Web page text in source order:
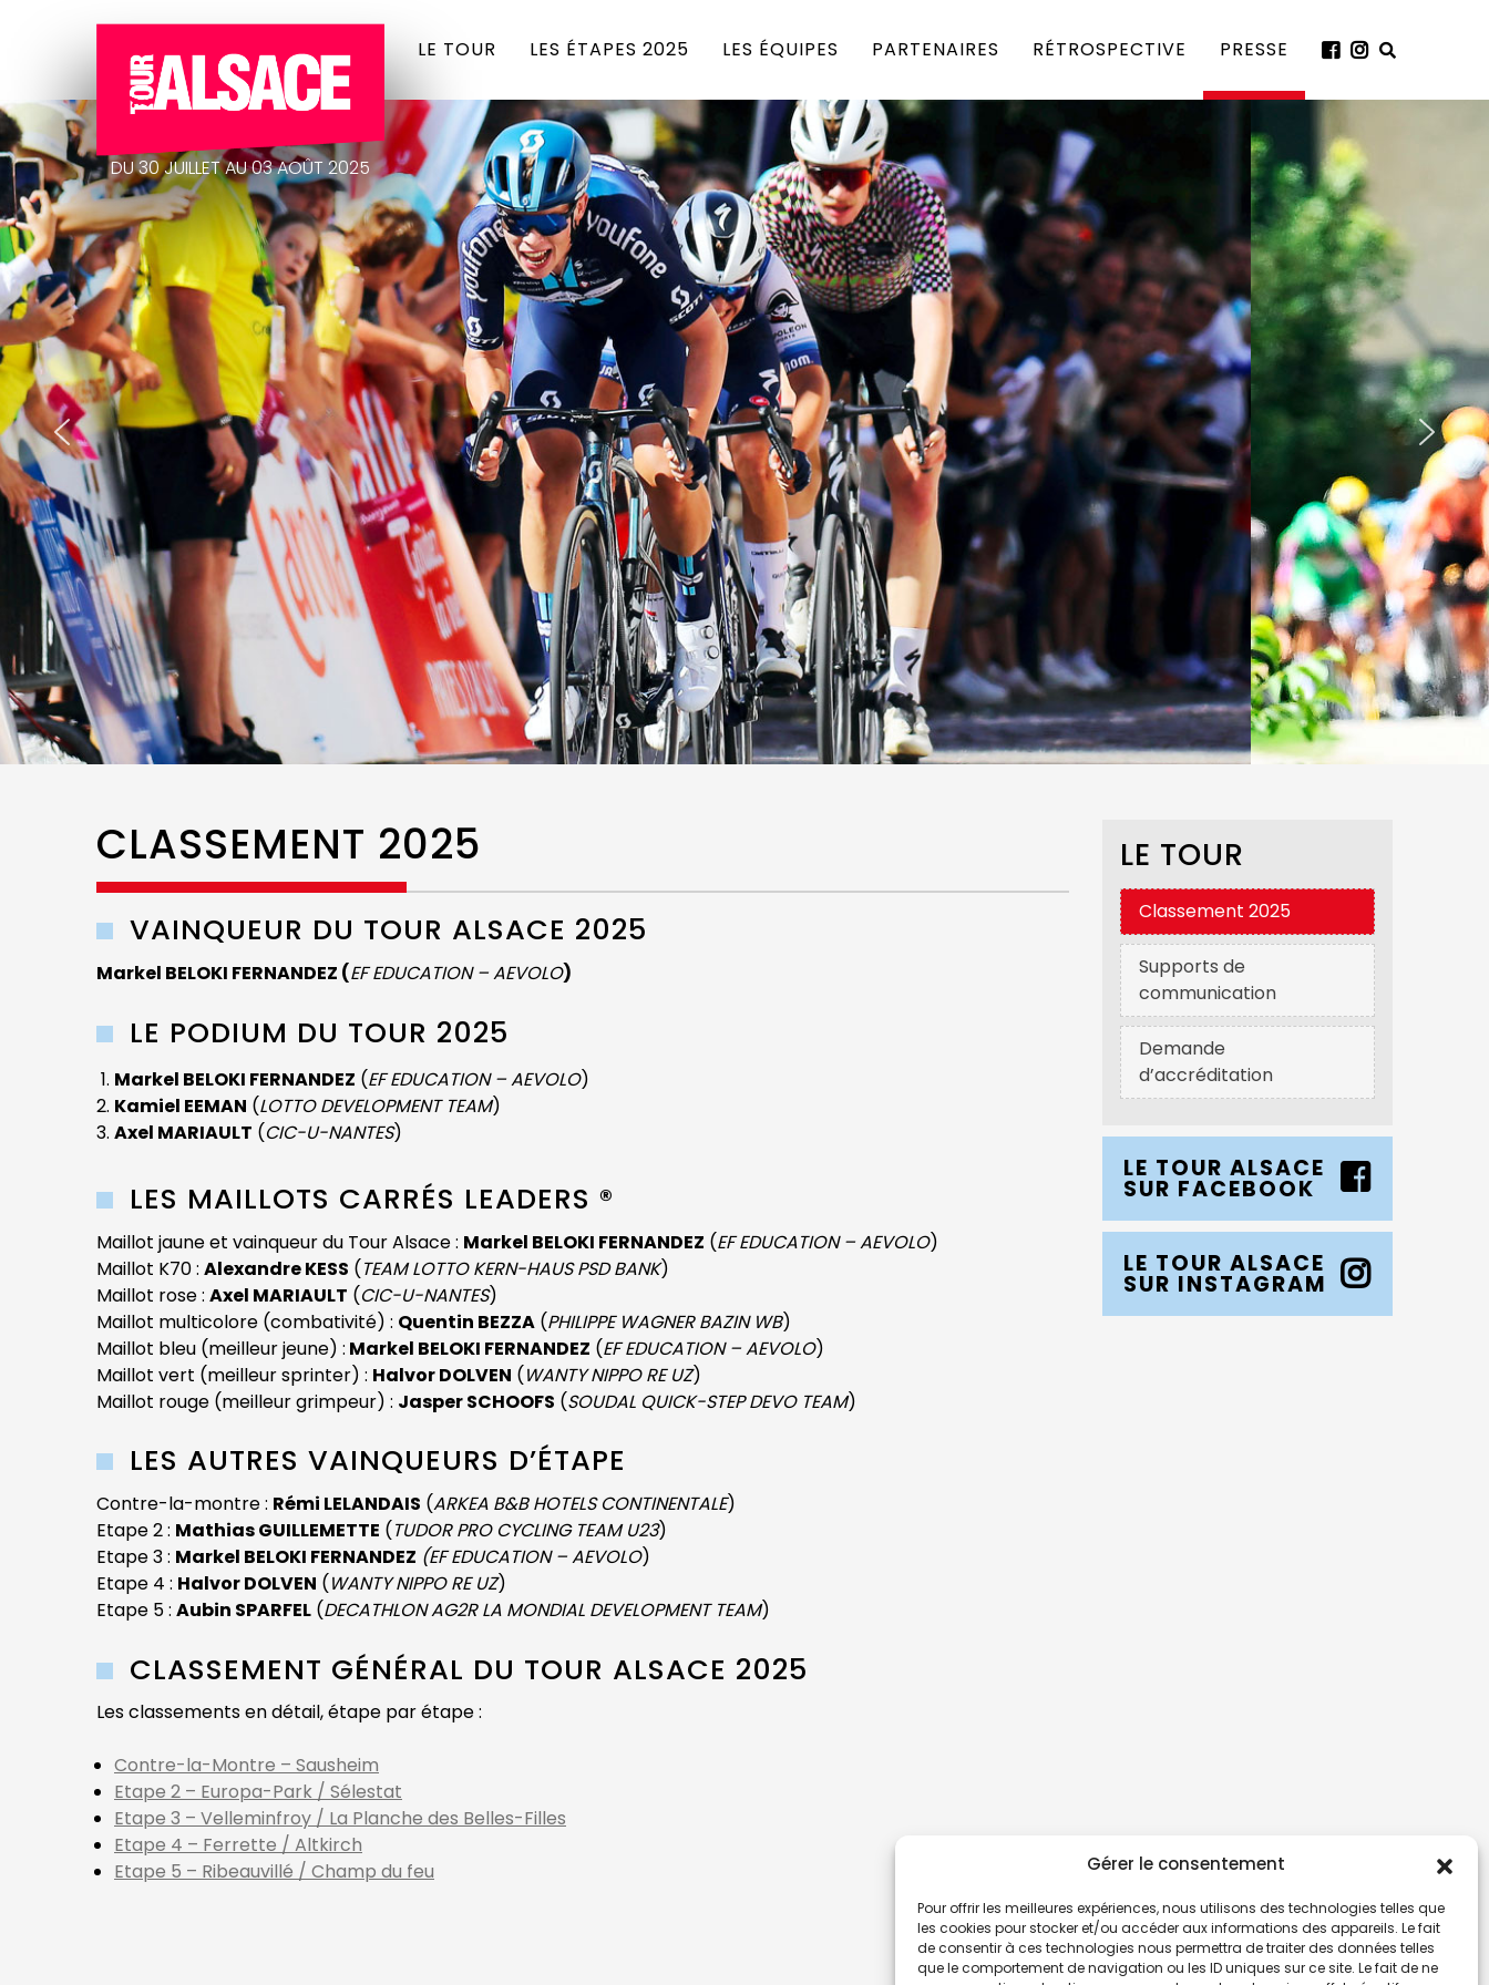
Gérer le consentement
Pour offrir les meilleures expériences, nous utilisons des technologies telles que
les cookies pour stocker et/ou accéder aux informations des appareils. Le fait
de consentir à ces technologies nous permettra de traiter des données telles
que le comportement de navigation ou les ID uniques sur ce site. Le fait de ne
DU 30 JUILLET AU 03 AOÛT 2025
LE TOUR LES ÉTAPES 2025 LES ÉQUIPES PARTENAIRES RÉTROSPECTIVE PRESSE
CLASSEMENT 2025
VAINQUEUR DU TOUR ALSACE 2025
Markel BELOKI FERNANDEZ (EF EDUCATION – AEVOLO)
LE PODIUM DU TOUR 2025
Markel BELOKI FERNANDEZ (EF EDUCATION – AEVOLO)
Kamiel EEMAN (LOTTO DEVELOPMENT TEAM)
Axel MARIAULT (CIC-U-NANTES)
LES MAILLOTS CARRÉS LEADERS ®
Maillot jaune et vainqueur du Tour Alsace : Markel BELOKI FERNANDEZ (EF EDUCATION – AEVOLO)
Maillot K70 : Alexandre KESS (TEAM LOTTO KERN-HAUS PSD BANK)
Maillot rose : Axel MARIAULT (CIC-U-NANTES)
Maillot multicolore (combativité) : Quentin BEZZA (PHILIPPE WAGNER BAZIN WB)
Maillot bleu (meilleur jeune) : Markel BELOKI FERNANDEZ (EF EDUCATION – AEVOLO)
Maillot vert (meilleur sprinter) : Halvor DOLVEN (WANTY NIPPO RE UZ)
Maillot rouge (meilleur grimpeur) : Jasper SCHOOFS (SOUDAL QUICK-STEP DEVO TEAM)
LES AUTRES VAINQUEURS D’ÉTAPE
Contre-la-montre : Rémi LELANDAIS (ARKEA B&B HOTELS CONTINENTALE)
Etape 2 : Mathias GUILLEMETTE (TUDOR PRO CYCLING TEAM U23)
Etape 3 : Markel BELOKI FERNANDEZ (EF EDUCATION – AEVOLO)
Etape 4 : Halvor DOLVEN (WANTY NIPPO RE UZ)
Etape 5 : Aubin SPARFEL (DECATHLON AG2R LA MONDIAL DEVELOPMENT TEAM)
CLASSEMENT GÉNÉRAL DU TOUR ALSACE 2025
Les classements en détail, étape par étape :
Contre-la-Montre – Sausheim
Etape 2 – Europa-Park / Sélestat
Etape 3 – Velleminfroy / La Planche des Belles-Filles
Etape 4 – Ferrette / Altkirch
Etape 5 – Ribeauvillé / Champ du feu
LE TOUR
Classement 2025
Supports de
communication
Demande
d’accréditation
LE TOUR ALSACE
SUR FACEBOOK
LE TOUR ALSACE
SUR INSTAGRAM